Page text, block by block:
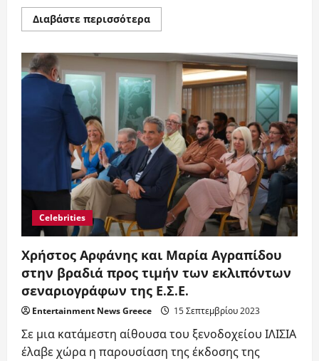
Διαβάστε περισσότεραRead
more
κάποτε
μαζί
μας”
όμορφη
βραδιά
προς
τιμήν
των
εκλιπόντων
σεναριογράφων
της
Ε.Σ.Ε.
Celebrities
Χρήστος Αρφάνης και Μαρία Αγραπίδου
στην βραδιά προς τιμήν των εκλιπόντων
σεναριογράφων της Ε.Σ.Ε.
Entertainment News Greece 15 Σεπτεμβρίου 2023
Σε μια κατάμεστη αίθουσα του ξενοδοχείου ΙΛΙΣΙΑ
έλαβε χώρα η παρουσίαση της έκδοσης της